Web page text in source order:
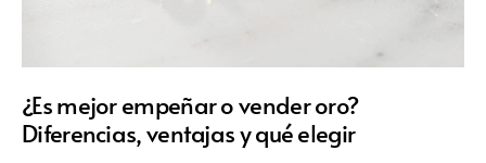
¿Es mejor empeñar o vender oro?
Diferencias, ventajas y qué elegir